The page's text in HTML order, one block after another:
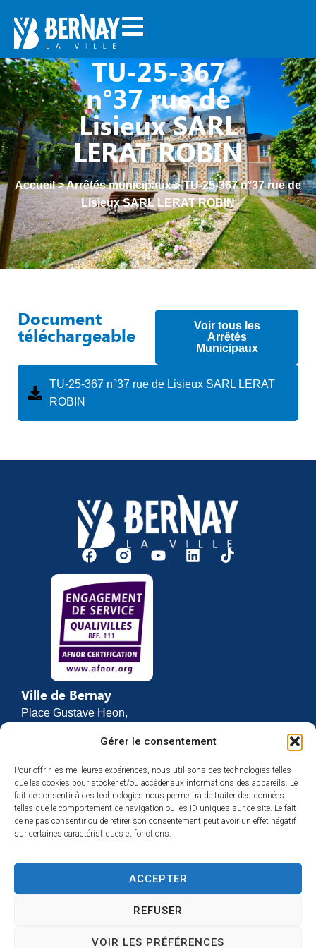
Gérer le consentement
Pour offrir les meilleures expériences, nous utilisons des technologies telles
que les cookies pour stocker et/ou accéder aux informations des appareils. Le
fait de consentir à ces technologies nous permettra de traiter des données
telles que le comportement de navigation ou les ID uniques sur ce site. Le fait
de ne pas consentir ou de retirer son consentement peut avoir un effet négatif
sur certaines caractéristiques et fonctions.
ACCEPTER
REFUSER
VOIR LES PRÉFÉRENCES
TU-25-367
n°37 rue de
Lisieux SARL
LERAT ROBIN
Accueil>Arrêtés municipaux>TU-25-367 n°37 rue de
Lisieux SARL LERAT ROBIN
Document
téléchargeable
Voir tous les
Arrêtés
Municipaux
TU-25-367 n°37 rue de Lisieux SARL LERAT
ROBIN
Ville de Bernay
Place Gustave Heon,
27307 BERNAY
02 32 46 63 00
Contact
Horaires d’ouverture
Du lundi au vendredi :
et de 13h30 à 17h